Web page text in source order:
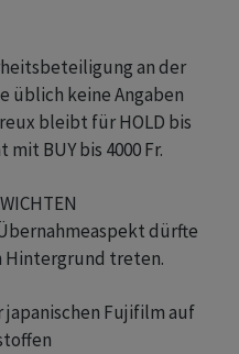
an der
üblich keine Angaben
bleibt für HOLD bis
BUY bis 4000 Fr.
dürfte
Hintergrund treten.
japanischen Fujifilm auf